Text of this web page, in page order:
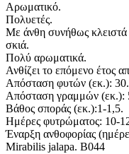
Αρωματικό.
Πολυετές.
Με άνθη συνήθως κλειστά
σκιά.
Πολύ αρωματικά.
Ανθίζει το επόμενο έτος
Απόσταση φυτών (εκ.): 30.
Απόσταση γραμμών (εκ.):
Βάθος σποράς (εκ.):1-1,5.
Ημέρες φυτρώματος: 10-
Έναρξη ανθοφορίας
Mirabilis jalapa. B044